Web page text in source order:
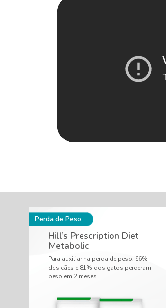
Hill’s Prescription Diet
Metabolic
Para auxiliar na perda de peso. 96%
dos cães e 81% dos gatos perderam
peso em 2 meses.